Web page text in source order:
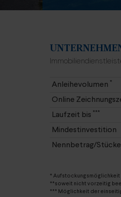
Anleihevolumen *
Online
Laufzeit bis ***
Mindestinvestition
Nennbetrag/
* Aufstockungsmöglichkeit
**soweit nicht vorzeitig
*** Möglichkeit der